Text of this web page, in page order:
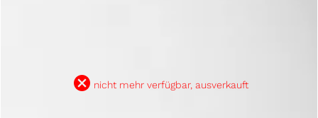
B nicht mehr verfügbar, ausverkauft